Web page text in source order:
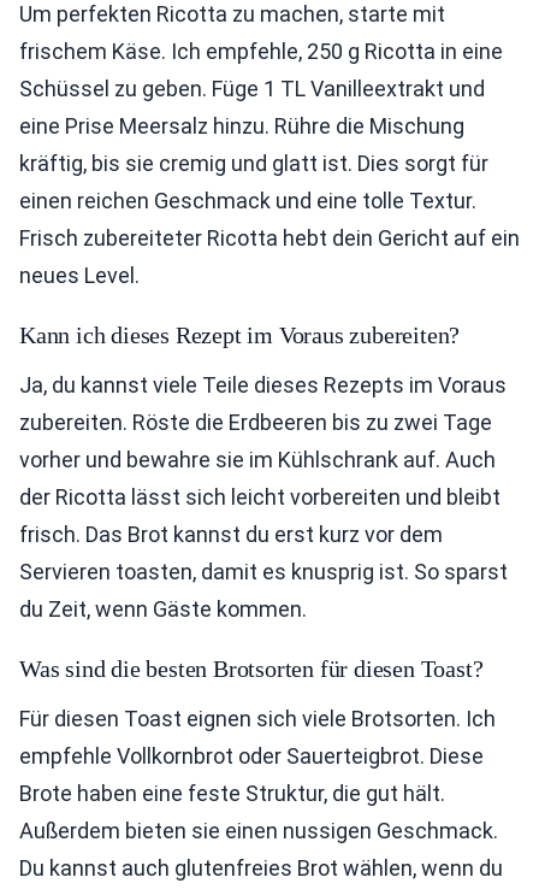
Um perfekten Ricotta zu machen, starte mit
frischem Käse. Ich empfehle, 250 g Ricotta in eine
Schüssel zu geben. Füge 1 TL Vanilleextrakt und
eine Prise Meersalz hinzu. Rühre die Mischung
kräftig, bis sie cremig und glatt ist. Dies sorgt für
einen reichen Geschmack und eine tolle Textur.
Frisch zubereiteter Ricotta hebt dein Gericht auf ein
neues Level.
Kann ich dieses Rezept im Voraus zubereiten?
Ja, du kannst viele Teile dieses Rezepts im Voraus
zubereiten. Röste die Erdbeeren bis zu zwei Tage
vorher und bewahre sie im Kühlschrank auf. Auch
der Ricotta lässt sich leicht vorbereiten und bleibt
frisch. Das Brot kannst du erst kurz vor dem
Servieren toasten, damit es knusprig ist. So sparst
du Zeit, wenn Gäste kommen.
Was sind die besten Brotsorten für diesen Toast?
Für diesen Toast eignen sich viele Brotsorten. Ich
empfehle Vollkornbrot oder Sauerteigbrot. Diese
Brote haben eine feste Struktur, die gut hält.
Außerdem bieten sie einen nussigen Geschmack.
Du kannst auch glutenfreies Brot wählen, wenn du